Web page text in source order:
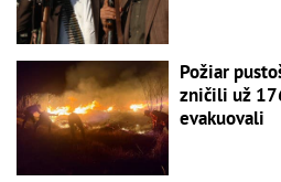
Požiar
zničili už
evakuovali